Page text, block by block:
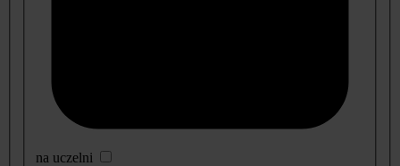
na uczelni